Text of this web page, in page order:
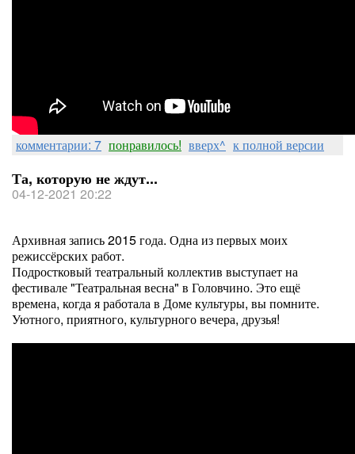
комментарии: 7 понравилось! вверх^ к полной версии
Та, которую не ждут...
04-12-2021 20:22
Архивная запись 2015 года. Одна из первых моих
режиссёрских работ.
Подростковый театральный коллектив выступает на
фестивале "Театральная весна" в Головчино. Это ещё
времена, когда я работала в Доме культуры, вы помните.
Уютного, приятного, культурного вечера, друзья!